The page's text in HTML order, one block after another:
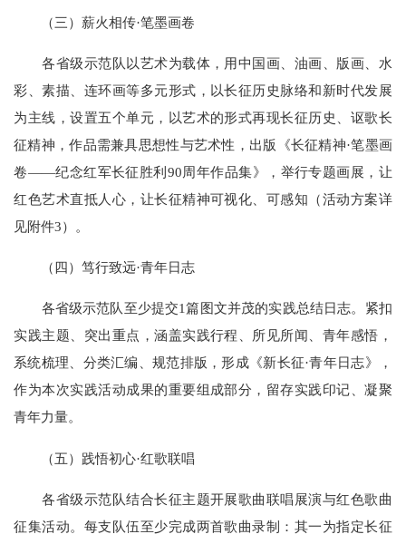
（三）薪火相传·笔墨画卷
各省级示范队以艺术为载体，用中国画、油画、版画、水
彩、素描、连环画等多元形式，以长征历史脉络和新时代发展
为主线，设置五个单元，以艺术的形式再现长征历史、讴歌长
征精神，作品需兼具思想性与艺术性，出版《长征精神·笔墨画
卷——纪念红军长征胜利90周年作品集》，举行专题画展，让
红色艺术直抵人心，让长征精神可视化、可感知（活动方案详
见附件3）。
（四）笃行致远·青年日志
各省级示范队至少提交1篇图文并茂的实践总结日志。紧扣
实践主题、突出重点，涵盖实践行程、所见所闻、青年感悟，
系统梳理、分类汇编、规范排版，形成《新长征·青年日志》，
作为本次实践活动成果的重要组成部分，留存实践印记、凝聚
青年力量。
（五）践悟初心·红歌联唱
各省级示范队结合长征主题开展歌曲联唱展演与红色歌曲
征集活动。每支队伍至少完成两首歌曲录制：其一为指定长征